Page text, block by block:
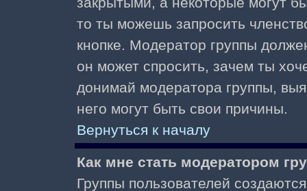
то ты можешь запросить
кнопке. Модератор группы
он может спросить, зачем ты
донимай модератора группы,
него могут быть свои причины.
Вернуться к началу
Как мне стать модератором
Группы пользователей